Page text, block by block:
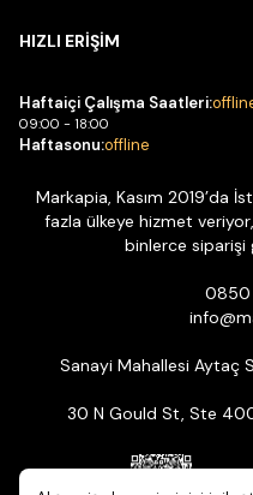
HIZLI ERİŞİM
Haftaiçi Çalışma Saatleri:
09:00 - 18:00
Haftasonu:offline
Markapia, Kasım 2019’da
fazla ülkeye hizmet
binlerce siparişi
0850
Sanayi Mahallesi Aytaç
30 N Gould St, Ste